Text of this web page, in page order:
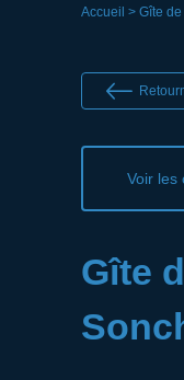
Accueil > Gîte
Voir les
Gîte